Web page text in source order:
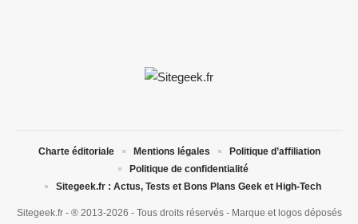
Sitegeek.fr - ® 2013-2026 - Tous droits réservés - Marque et logos déposés
Charte éditoriale Mentions légales
Politique d’affiliation
Politique de confidentialité
Sitegeek.fr : Actus, Tests et Bons Plans Geek et High-Tech